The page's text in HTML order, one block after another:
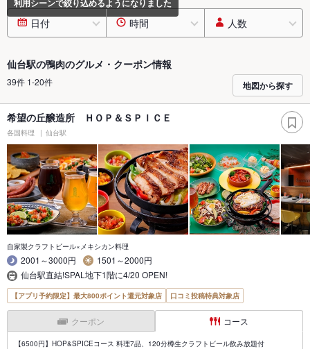
日付 時間 人数
仙台駅の鴨肉のグルメ・クーポン情報
39件 1-20件 地図から探す
希望の丘醸造所 ＨＯＰ＆ＳＰＩＣＥ
各国料理 仙台駅
自家製クラフトビール×メキシカン料理
2001～3000円
1501～2000円
仙台駅直結!SPAL地下1階に4/20 OPEN!
【アプリ予約限定】最大800ポイント還元対象店 口コミ投稿特典対象店
クーポン コース
【6500円】HOP&SPICEコース 料理7品、120分樽生クラフトビール飲み放題付